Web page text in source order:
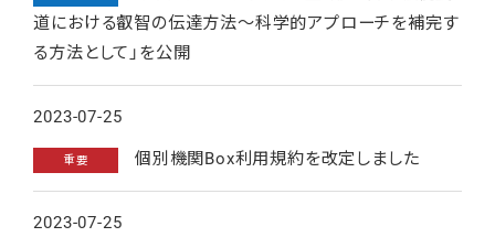
道における叡智の伝達方法～科学的アプローチを補完す
る方法として」を公開
2023-07-25
重要 個別機関Box利用規約を改定しました
2023-07-25